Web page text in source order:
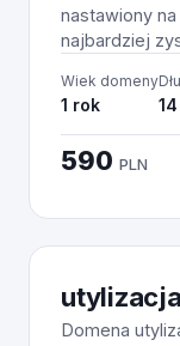
nastawiony
najbardziej
Wiek domeny
1 rok
590 PLN
Domena